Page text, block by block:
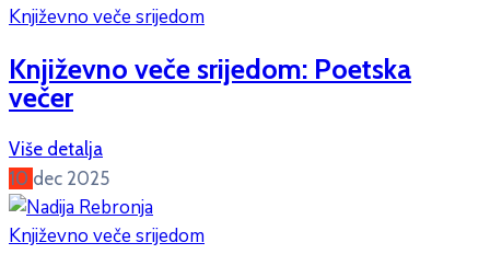
Književno veče srijedom
Književno veče srijedom: Poetska
večer
Više detalja
10 dec 2025
Književno veče srijedom